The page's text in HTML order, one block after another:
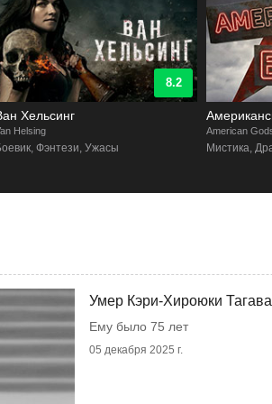
8.8
боги
Gods
Драма, Фэнтези
Constantine:
Комиксы,
Умер Кэри-Хироюки Тагава
Ему было 75 лет
05 декабря 2025 г.